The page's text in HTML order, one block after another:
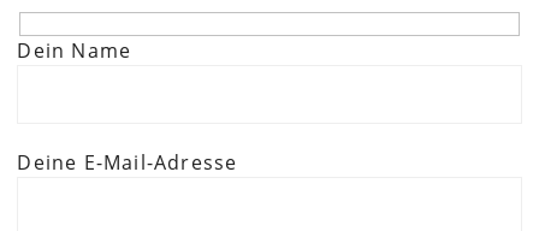
Dein Name
Deine E-Mail-Adresse